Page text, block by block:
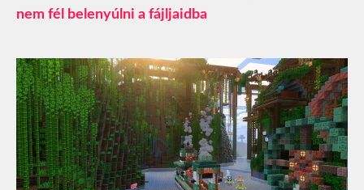
nem fél belenyúlni a fájljaidba